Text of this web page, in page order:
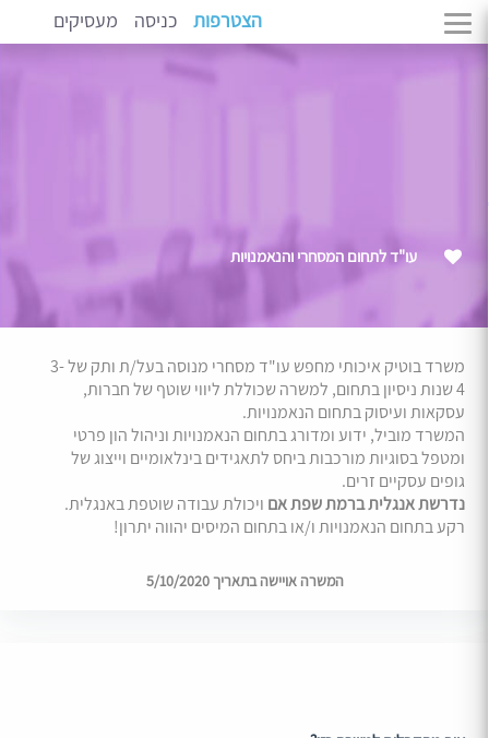
הצטרפות כניסה מעסיקים
עו"ד לתחום המסחרי והנאמנויות
משרד בוטיק איכותי מחפש עו"ד מסחרי מנוסה בעל/ת ותק של 3-
4 שנות ניסיון בתחום, למשרה שכוללת ליווי שוטף של חברות,
עסקאות ועיסוק בתחום הנאמנויות.
המשרד מוביל, ידוע ומדורג בתחום הנאמנויות וניהול הון פרטי
ומטפל בסוגיות מורכבות ביחס לתאגידים בינלאומיים וייצוג של
גופים עסקיים זרים.
נדרשת אנגלית ברמת שפת אם ויכולת עבודה שוטפת באנגלית.
רקע בתחום הנאמנויות ו/או בתחום המיסים יהווה יתרון!
המשרה אויישה בתאריך 5/10/2020